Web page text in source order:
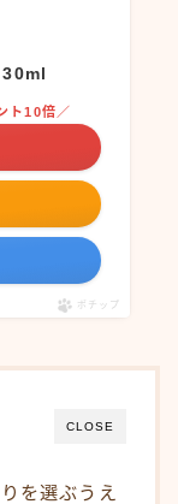
30ml
ト10倍／
ポチップ
CLOSE
を選ぶうえ